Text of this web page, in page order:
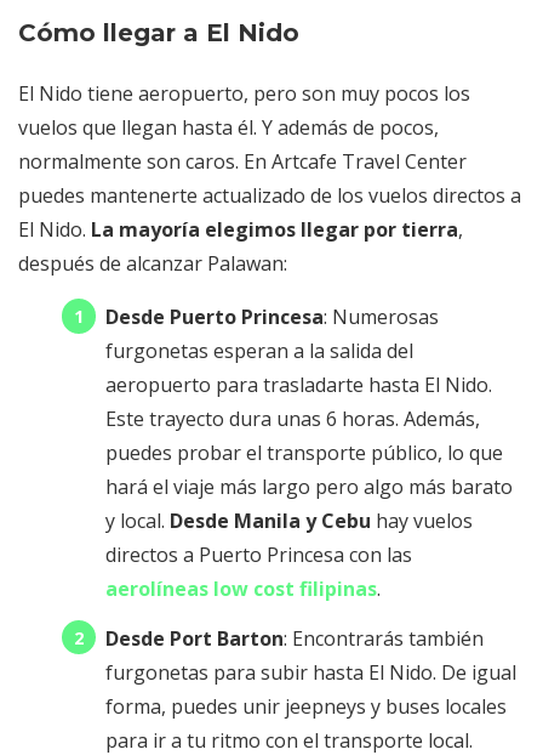
Cómo llegar a El Nido
El Nido tiene aeropuerto, pero son muy pocos los
vuelos que llegan hasta él. Y además de pocos,
normalmente son caros. En Artcafe Travel Center
puedes mantenerte actualizado de los vuelos directos a
El Nido. La mayoría elegimos llegar por tierra,
después de alcanzar Palawan:
Desde Puerto Princesa: Numerosas
furgonetas esperan a la salida del
aeropuerto para trasladarte hasta El Nido.
Este trayecto dura unas 6 horas. Además,
puedes probar el transporte público, lo que
hará el viaje más largo pero algo más barato
y local. Desde Manila y Cebu hay vuelos
directos a Puerto Princesa con las
aerolíneas low cost filipinas.
Desde Port Barton: Encontrarás también
furgonetas para subir hasta El Nido. De igual
forma, puedes unir jeepneys y buses locales
para ir a tu ritmo con el transporte local.